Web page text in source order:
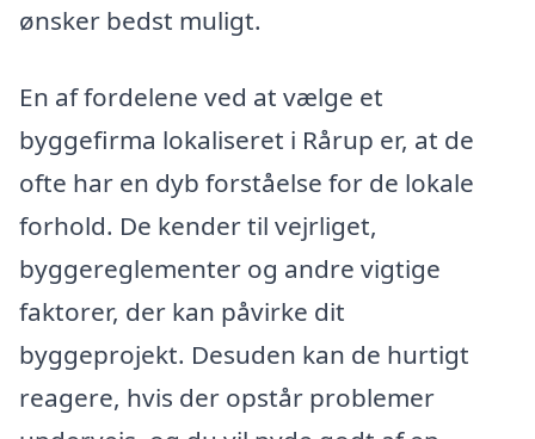
ønsker bedst muligt.
En af fordelene ved at vælge et
byggefirma lokaliseret i Rårup er, at de
ofte har en dyb forståelse for de lokale
forhold. De kender til vejrliget,
byggereglementer og andre vigtige
faktorer, der kan påvirke dit
byggeprojekt. Desuden kan de hurtigt
reagere, hvis der opstår problemer